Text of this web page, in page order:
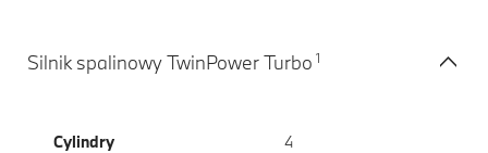
Silnik spalinowy TwinPower Turbo 1
Cylindry 4